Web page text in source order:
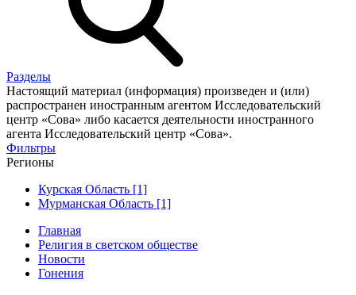
Разделы
Настоящий материал (информация) произведен и (или)
распространен иностранным агентом Исследовательский
центр «Сова» либо касается деятельности иностранного
агента Исследовательский центр «Сова».
Фильтры
Регионы
Курская Область [1]
Мурманская Область [1]
Главная
Религия в светском обществе
Новости
Гонения